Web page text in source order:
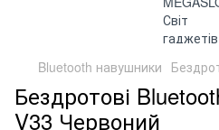
Bluetooth навушники
Бездротові
V33 Червоний